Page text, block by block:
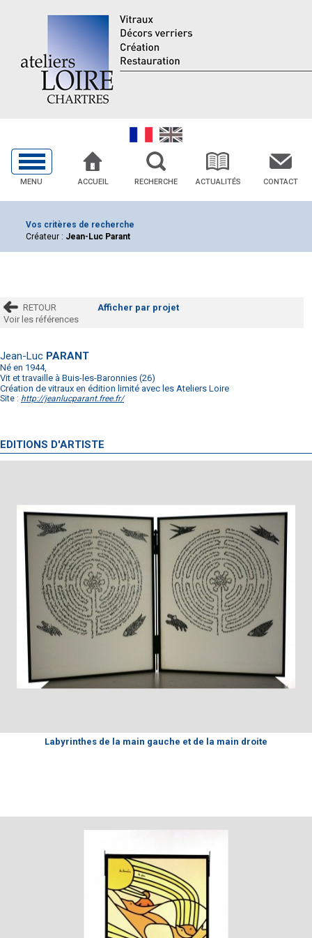
MENU ACCUEIL RECHERCHE ACTUALITÉS CONTACT
Vos critères de recherche
Créateur : Jean-Luc Parant
RETOUR
Afficher par projet
Voir les références
Jean-Luc PARANT
Né en 1944,
Vit et travaille à Buis-les-Baronnies (26)
Création de vitraux en édition limité avec les Ateliers Loire
Site : http://jeanlucparant.free.fr/
EDITIONS D'ARTISTE
Labyrinthes de la main gauche et de la main droite